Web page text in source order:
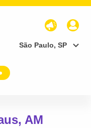
São Paulo, SP
AM